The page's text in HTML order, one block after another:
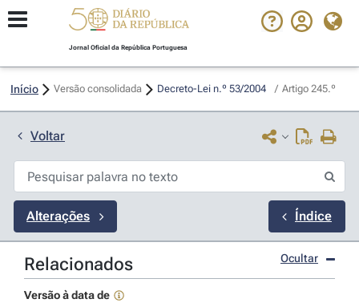
Jornal Oficial da República Portuguesa
Início Versão consolidada Decreto-Lei n.º 53/2004 / Artigo 245.º
Voltar
Alterações Índice
Relacionados Ocultar
Versão à data de